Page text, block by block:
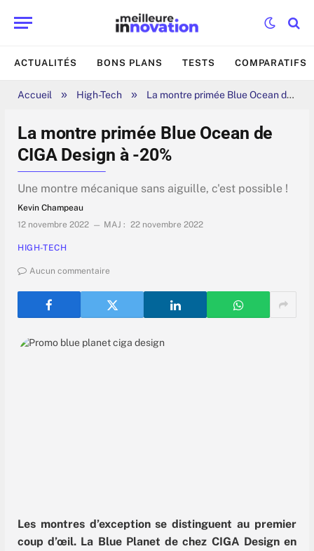
ACTUALITÉS BONS PLANS TESTS COMPARATIFS
Accueil » High-Tech » La montre primée Blue Ocean de CIGA Design à -20%
La montre primée Blue Ocean de
CIGA Design à -20%
Une montre mécanique sans aiguille, c'est possible !
Kevin Champeau
12 novembre 2022
MAJ : 22 novembre 2022
HIGH-TECH
Aucun commentaire
Les montres d’exception se distinguent au premier
coup d’œil. La Blue Planet de chez CIGA Design en